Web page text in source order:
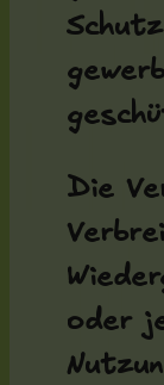
Die
oder